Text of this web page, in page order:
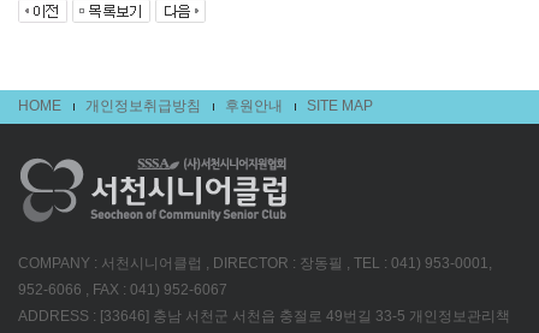
HOME 개인정보취급방침 후원안내 SITE MAP
COMPANY : 서천시니어클럽 , DIRECTOR : 장동필 , TEL : 041) 953-0001,
952-6066 , FAX : 041) 952-6067
ADDRESS : [33646] 충남 서천군 서천읍 충절로 49번길 33-5 개인정보관리책